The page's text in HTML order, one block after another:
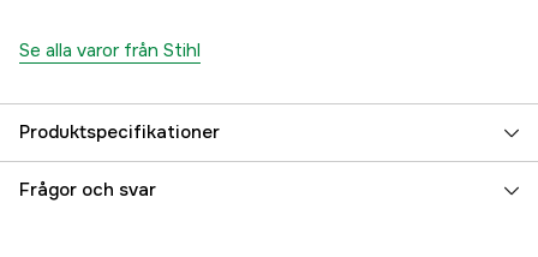
Se alla varor från Stihl
Produktspecifikationer
Referensnummer 1000042167
Frågor och svar